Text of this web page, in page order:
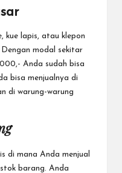
kue lapis, atau klepon
modal sekitar
Anda sudah bisa
bisa menjualnya di
di warung-warung
di mana Anda menjual
barang. Anda